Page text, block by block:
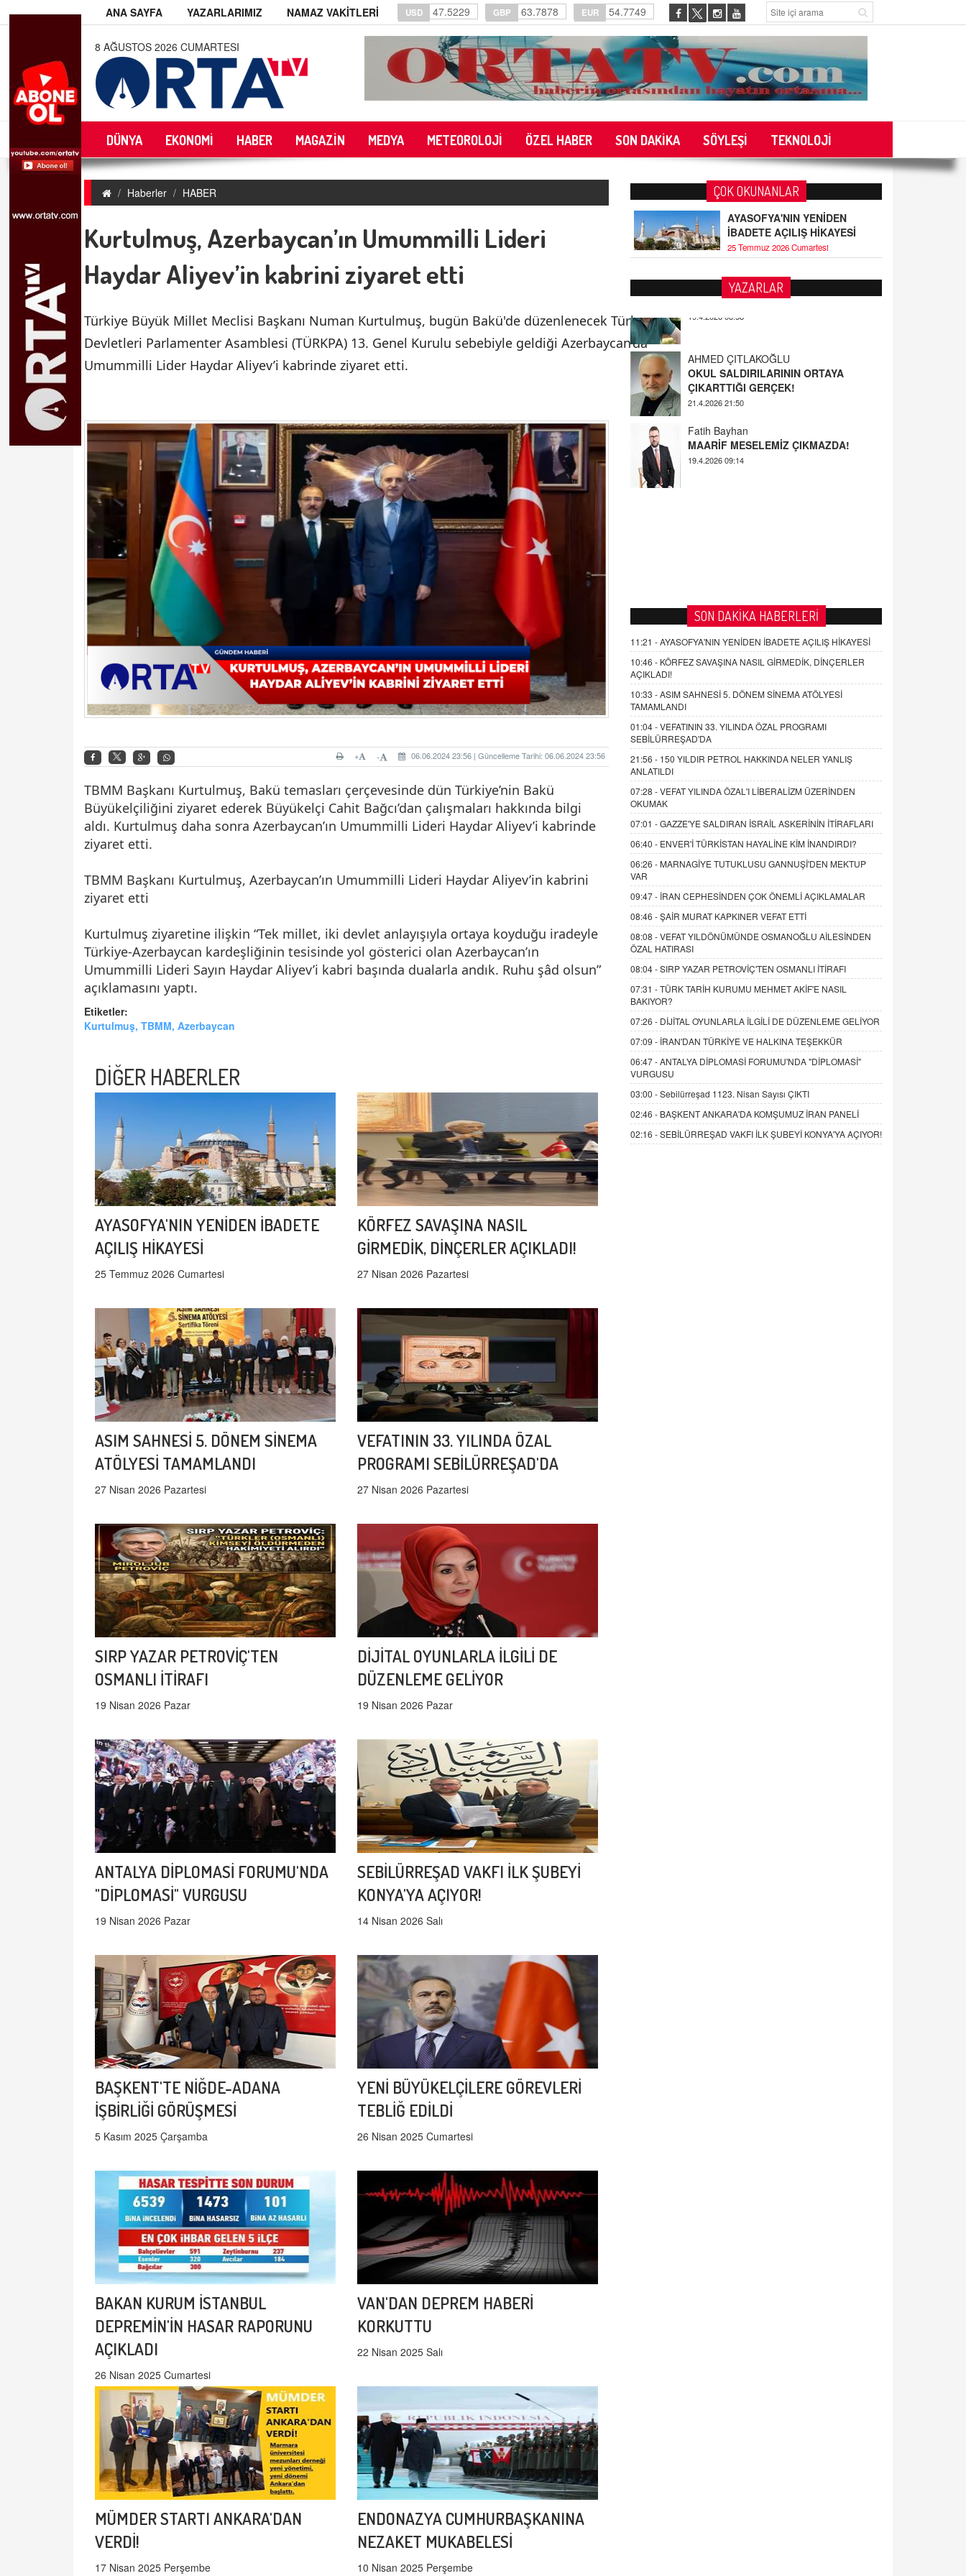
ANA SAYFA YAZARLARIMIZ NAMAZ VAKİTLERİ USD 47.5229 GBP 63.7878 EUR 54.7749
8 AĞUSTOS 2026 CUMARTESI
DÜNYA EKONOMİ HABER MAGAZİN MEDYA METEOROLOJİ ÖZEL HABER SON DAKİKA SÖYLEŞİ TEKNOLOJİ
Haberler HABER
Kurtulmuş, Azerbaycan’ın Umummilli Lideri
Haydar Aliyev’in kabrini ziyaret etti
Türkiye Büyük Millet Meclisi Başkanı Numan Kurtulmuş, bugün Bakü'de düzenlenecek Türk
Devletleri Parlamenter Asamblesi (TÜRKPA) 13. Genel Kurulu sebebiyle geldiği Azerbaycan’da
Umummilli Lider Haydar Aliyev’i kabrinde ziyaret etti.
06.06.2024 23:56 | Güncelleme Tarihi: 06.06.2024 23:56
-
+
TBMM Başkanı Kurtulmuş, Bakü temasları çerçevesinde dün Türkiye’nin Bakü
Büyükelçiliğini ziyaret ederek Büyükelçi Cahit Bağcı’dan çalışmaları hakkında bilgi
aldı. Kurtulmuş daha sonra Azerbaycan’ın Umummilli Lideri Haydar Aliyev’i kabrinde
ziyaret etti.
TBMM Başkanı Kurtulmuş, Azerbaycan’ın Umummilli Lideri Haydar Aliyev’in kabrini
ziyaret etti
Kurtulmuş ziyaretine ilişkin “Tek millet, iki devlet anlayışıyla ortaya koyduğu iradeyle
Türkiye-Azerbaycan kardeşliğinin tesisinde yol gösterici olan Azerbaycan’ın
Umummilli Lideri Sayın Haydar Aliyev’i kabri başında dualarla andık. Ruhu şâd olsun”
açıklamasını yaptı.
Etiketler:
Kurtulmuş, TBMM, Azerbaycan
DİĞER HABERLER
AYASOFYA'NIN YENİDEN İBADETE
AÇILIŞ HİKAYESİ
25 Temmuz 2026 Cumartesi
KÖRFEZ SAVAŞINA NASIL
GİRMEDİK, DİNÇERLER AÇIKLADI!
27 Nisan 2026 Pazartesi
ASIM SAHNESİ 5. DÖNEM SİNEMA
ATÖLYESİ TAMAMLANDI
27 Nisan 2026 Pazartesi
VEFATININ 33. YILINDA ÖZAL
PROGRAMI SEBİLÜRREŞAD'DA
27 Nisan 2026 Pazartesi
SIRP YAZAR PETROVİÇ'TEN
OSMANLI İTİRAFI
19 Nisan 2026 Pazar
DİJİTAL OYUNLARLA İLGİLİ DE
DÜZENLEME GELİYOR
19 Nisan 2026 Pazar
ANTALYA DİPLOMASİ FORUMU'NDA
"DİPLOMASİ" VURGUSU
19 Nisan 2026 Pazar
SEBİLÜRREŞAD VAKFI İLK ŞUBEYİ
KONYA'YA AÇIYOR!
14 Nisan 2026 Salı
BAŞKENT'TE NİĞDE-ADANA
İŞBİRLİĞİ GÖRÜŞMESİ
5 Kasım 2025 Çarşamba
YENİ BÜYÜKELÇİLERE GÖREVLERİ
TEBLİĞ EDİLDİ
26 Nisan 2025 Cumartesi
BAKAN KURUM İSTANBUL
DEPREMİN'İN HASAR RAPORUNU
AÇIKLADI
26 Nisan 2025 Cumartesi
VAN'DAN DEPREM HABERİ
KORKUTTU
22 Nisan 2025 Salı
MÜMDER STARTI ANKARA'DAN
VERDİ!
17 Nisan 2025 Perşembe
ENDONAZYA CUMHURBAŞKANINA
NEZAKET MUKABELESİ
10 Nisan 2025 Perşembe
ÇOK OKUNANLAR
AYASOFYA'NIN YENİDEN
İBADETE AÇILIŞ HİKAYESİ
25 Temmuz 2026 Cumartesi
YAZARLAR
ÇIKARTTIĞI GERÇEK!
21.4.2026 21:50
Fatih Bayhan
19.4.2026 09:14
SON DAKİKA HABERLERİ
11:21 -AYASOFYA'NIN YENİDEN İBADETE AÇILIŞ HİKAYESİ
10:46 - KÖRFEZ SAVAŞINA NASIL GİRMEDİK, DİNÇERLER
AÇIKLADI!
10:33 -ASIM SAHNESİ 5. DÖNEM SİNEMA ATÖLYESİ
TAMAMLANDI
01:04 -VEFATININ 33. YILINDA ÖZAL PROGRAMI
SEBİLÜRREŞAD'DA
21:56 - 150 YILDIR PETROL HAKKINDA NELER YANLIŞ
ANLATILDI
07:28 -VEFAT YILINDA ÖZAL'I LİBERALİZM ÜZERİNDEN
OKUMAK
07:01 -GAZZE'YE SALDIRAN İSRAİL ASKERİNİN İTİRAFLARI
06:40 - ENVER'İ TÜRKİSTAN HAYALİNE KİM İNANDIRDI?
06:26 - MARNAGİYE TUTUKLUSU GANNUŞİ'DEN MEKTUP
VAR
09:47 - İRAN CEPHESİNDEN ÇOK ÖNEMLİ AÇIKLAMALAR
08:46 -ŞAİR MURAT KAPKINER VEFAT ETTİ
08:08 -VEFAT YILDÖNÜMÜNDE OSMANOĞLU AİLESİNDEN
ÖZAL HATIRASI
08:04 -SIRP YAZAR PETROVİÇ'TEN OSMANLI İTİRAFI
07:31 -TÜRK TARİH KURUMU MEHMET AKİF'E NASIL
BAKIYOR?
07:26 - DİJİTAL OYUNLARLA İLGİLİ DE DÜZENLEME GELİYOR
07:09 - İRAN'DAN TÜRKİYE VE HALKINA TEŞEKKÜR
06:47 -ANTALYA DİPLOMASİ FORUMU'NDA "DİPLOMASİ"
VURGUSU
03:00 -Sebilürreşad 1123. Nisan Sayısı ÇIKTI
02:46 - BAŞKENT ANKARA'DA KOMŞUMUZ İRAN PANELİ
02:16 -SEBİLÜRREŞAD VAKFI İLK ŞUBEYİ KONYA'YA AÇIYOR!